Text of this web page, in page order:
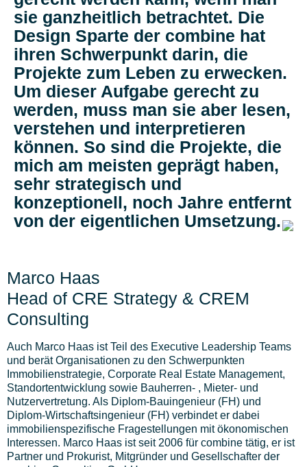
sie ganzheitlich betrachtet. Die
Design Sparte der combine hat
ihren Schwerpunkt darin, die
Projekte zum Leben zu erwecken.
Um dieser Aufgabe gerecht zu
werden, muss man sie aber lesen,
verstehen und interpretieren
können. So sind die Projekte, die
mich am meisten geprägt haben,
sehr strategisch und
konzeptionell, noch Jahre entfernt
von der eigentlichen Umsetzung.
Marco Haas
Head of CRE Strategy & CREM
Consulting
Auch Marco Haas ist Teil des Executive Leadership Teams
und berät Organisationen zu den Schwerpunkten
Immobilienstrategie, Corporate Real Estate Management,
Standortentwicklung sowie Bauherren- , Mieter- und
Nutzervertretung. Als Diplom-Bauingenieur (FH) und
Diplom-Wirtschaftsingenieur (FH) verbindet er dabei
immobilienspezifische Fragestellungen mit ökonomischen
Interessen. Marco Haas ist seit 2006 für combine tätig, er ist
Partner und Prokurist, Mitgründer und Gesellschafter der